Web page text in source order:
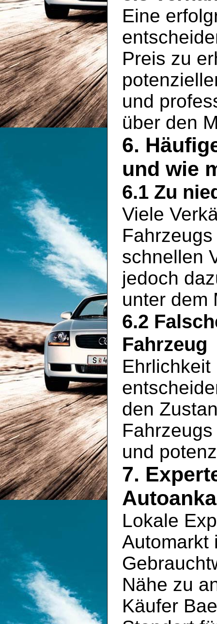
Eine
Preis zu
und
über den
6.
und wie
6.1 Zu
Viele
schnellen
jedoch
unter dem
6.2
Fahrzeug
Ehrlichkeit
den
und
7.
Lokale
Automarkt
Nähe zu
Käufer